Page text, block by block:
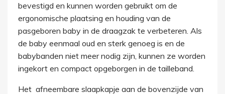
bevestigd en kunnen worden gebruikt om de
ergonomische plaatsing en houding van de
pasgeboren baby in de draagzak te verbeteren. Als
de baby eenmaal oud en sterk genoeg is en de
babybanden niet meer nodig zijn, kunnen ze worden
ingekort en compact opgeborgen in de tailleband.
Het afneembare slaapkapje aan de bovenzijde van